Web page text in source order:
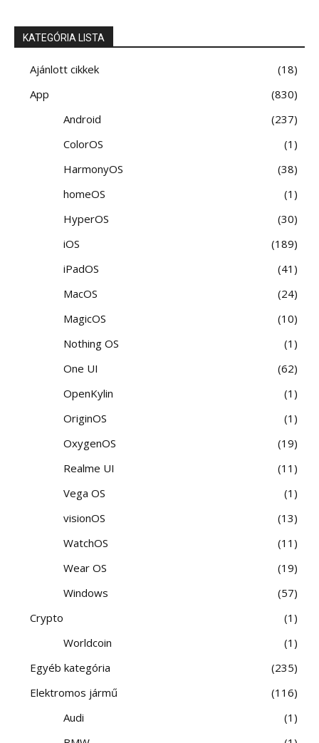
KATEGÓRIA LISTA
Ajánlott cikkek
18
App
830
Android
237
ColorOS
1
HarmonyOS
38
homeOS
1
HyperOS
30
iOS
189
iPadOS
41
MacOS
24
MagicOS
10
Nothing OS
1
One UI
62
OpenKylin
1
OriginOS
1
OxygenOS
19
Realme UI
11
Vega OS
1
visionOS
13
WatchOS
11
Wear OS
19
Windows
57
Crypto
1
Worldcoin
1
Egyéb kategória
235
Elektromos jármű
116
Audi
1